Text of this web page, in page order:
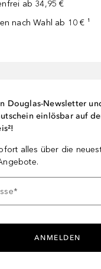
ab 34,95 €
nach Wahl ab 10 € ¹
Douglas-Newsletter
einlösbar auf
alles über die
*
ANMELDEN